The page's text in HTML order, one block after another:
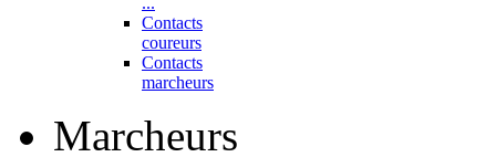
Contacts
coureurs
Contacts
marcheurs
Marcheurs